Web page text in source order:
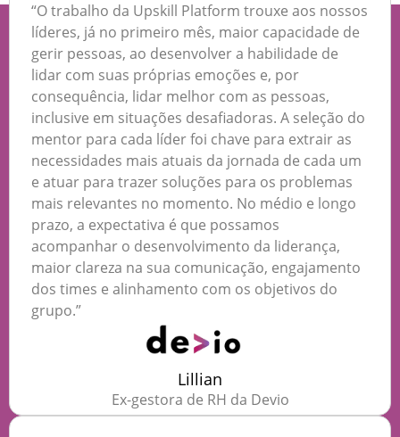
“O trabalho da Upskill Platform trouxe aos nossos
líderes, já no primeiro mês, maior capacidade de
gerir pessoas, ao desenvolver a habilidade de
lidar com suas próprias emoções e, por
consequência, lidar melhor com as pessoas,
inclusive em situações desafiadoras. A seleção do
mentor para cada líder foi chave para extrair as
necessidades mais atuais da jornada de cada um
e atuar para trazer soluções para os problemas
mais relevantes no momento. No médio e longo
prazo, a expectativa é que possamos
acompanhar o desenvolvimento da liderança,
maior clareza na sua comunicação, engajamento
dos times e alinhamento com os objetivos do
grupo.”
Lillian
Ex-gestora de RH da Devio